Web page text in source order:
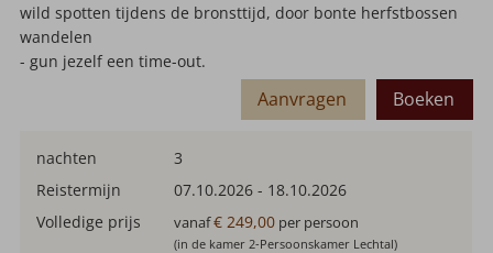
wild spotten tijdens de bronsttijd, door bonte herfstbossen
wandelen
- gun jezelf een time-out.
Boeken
Aanvragen
nachten
3
Reistermijn
07.10.2026 - 18.10.2026
Volledige prijs
vanaf€ 249,00 per persoon
(in de kamer 2-Persoonskamer Lechtal)